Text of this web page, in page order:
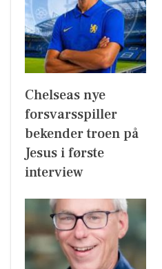
Chelseas nye
forsvarsspiller
bekender troen på
Jesus i første
interview